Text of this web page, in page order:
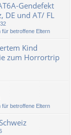
Gendefekt
DE und AT/ FL
für betroffene Eltern
Kind
zum Horrortrip
für betroffene Eltern